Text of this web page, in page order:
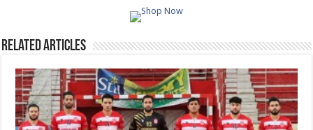
Related Articles